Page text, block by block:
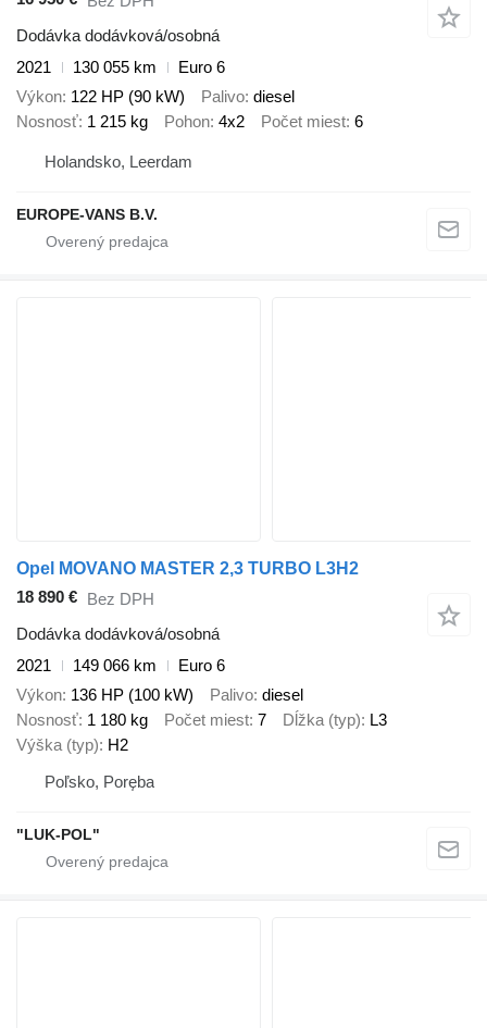
Dodávka dodávková/osobná
2021
130 055 km
Euro 6
Výkon 122 HP (90 kW) Palivo diesel
Nosnosť 1 215 kg Pohon 4x2 Počet miest 6
Holandsko, Leerdam
EUROPE-VANS B.V.
Opel MOVANO MASTER 2,3 TURBO L3H2
18 890 € Bez DPH
Dodávka dodávková/osobná
2021
149 066 km
Euro 6
Výkon 136 HP (100 kW) Palivo diesel
Nosnosť 1 180 kg Počet miest 7 Dĺžka (typ) L3
Výška (typ) H2
Poľsko, Poręba
"LUK-POL"